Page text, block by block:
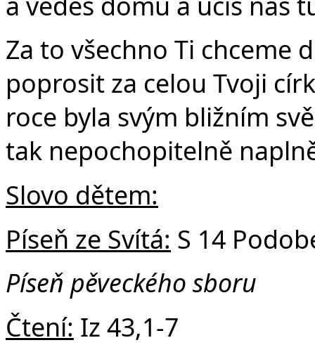
Za to všechno Ti chceme
poprosit za celou Tvoji
roce byla svým bližním
tak nepochopitelně
Slovo dětem:
Píseň ze Svítá: S 14
Píseň pěveckého sboru
Čtení: Iz 43,1-7